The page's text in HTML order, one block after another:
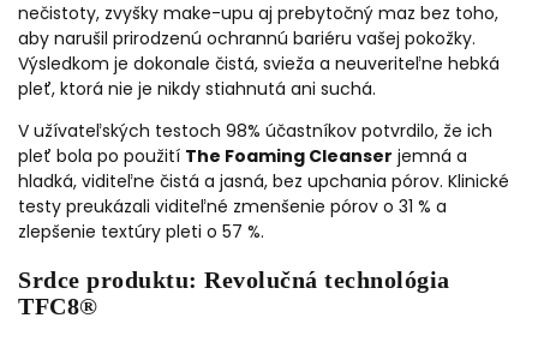
nečistoty, zvyšky make-upu aj prebytočný maz bez toho,
aby narušil prirodzenú ochrannú bariéru vašej pokožky.
Výsledkom je dokonale čistá, svieža a neuveriteľne hebká
pleť, ktorá nie je nikdy stiahnutá ani suchá.
V užívateľských testoch 98% účastníkov potvrdilo, že ich
pleť bola po použití The Foaming Cleanser jemná a
hladká, viditeľne čistá a jasná, bez upchania pórov. Klinické
testy preukázali viditeľné zmenšenie pórov o 31 % a
zlepšenie textúry pleti o 57 %.
Srdce produktu: Revolučná technológia
TFC8®